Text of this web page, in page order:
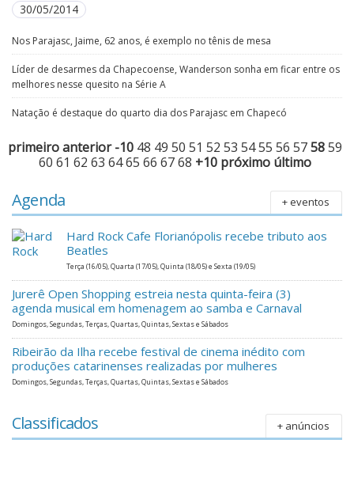
30/05/2014
Nos Parajasc, Jaime, 62 anos, é exemplo no tênis de mesa
Líder de desarmes da Chapecoense, Wanderson sonha em ficar entre os
melhores nesse quesito na Série A
Natação é destaque do quarto dia dos Parajasc em Chapecó
primeiroanterior -10 48 49 50 51 52 53 5455 56 575859
60 61 62 63 6465 66 6768 +10 próximo último
Agenda + eventos
Hard Rock Cafe Florianópolis recebe tributo aos
Beatles
Terça (16/05), Quarta (17/05), Quinta (18/05) e Sexta (19/05)
Jurerê Open Shopping estreia nesta quinta-feira (3)
agenda musical em homenagem ao samba e Carnaval
Domingos, Segundas, Terças, Quartas, Quintas, Sextas e Sábados
Ribeirão da Ilha recebe festival de cinema inédito com
produções catarinenses realizadas por mulheres
Domingos, Segundas, Terças, Quartas, Quintas, Sextas e Sábados
Classificados + anúncios